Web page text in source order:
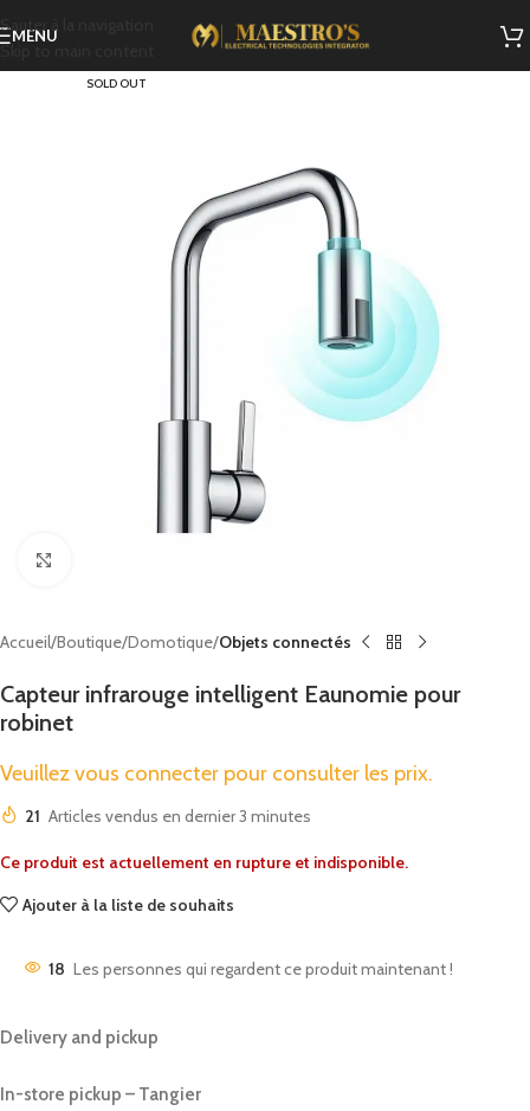
Sauter à la navigation
Skip to main content
MENU
SOLD OUT
Accueil Boutique Domotique Objets connectés
Capteur infrarouge intelligent Eaunomie pour
robinet
Veuillez vous connecter pour consulter les prix.
21 Articles vendus en dernier 3 minutes
Ce produit est actuellement en rupture et indisponible.
Ajouter à la liste de souhaits
18 Les personnes qui regardent ce produit maintenant !
Delivery and pickup
In-store pickup – Tangier